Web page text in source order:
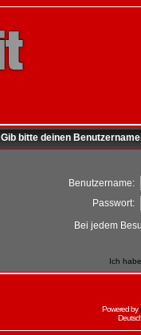
Gib bitte deinen
Benutzername:
Passwort:
Bei jedem
Ich
Powered by